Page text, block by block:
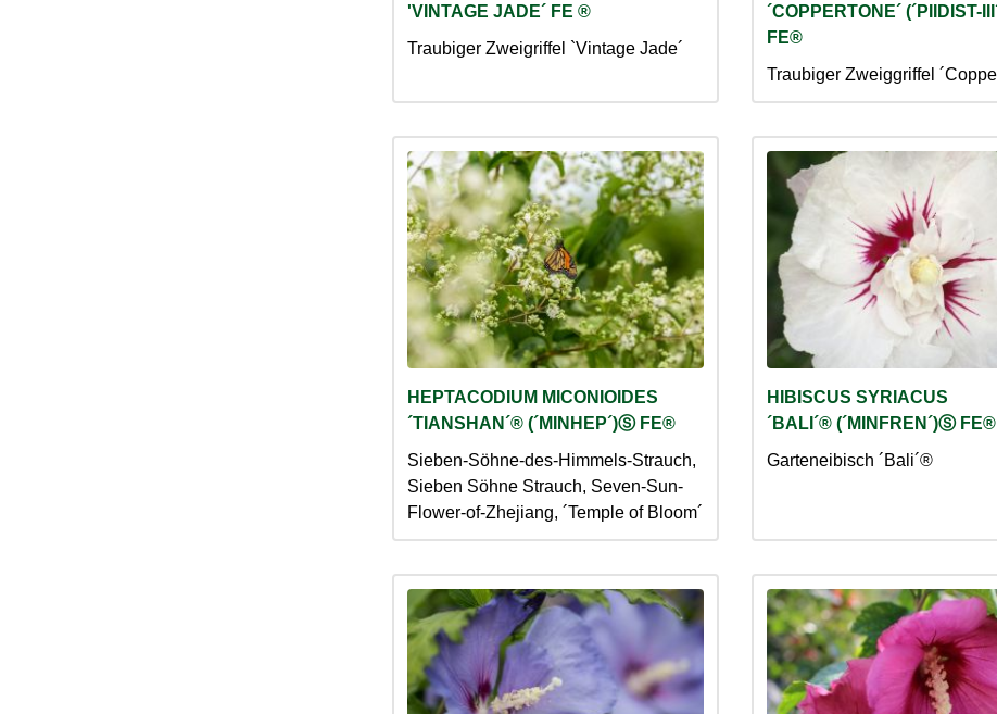
'VINTAGE JADE´ FE ®
Traubiger Zweigriffel `Vintage Jade´
´COPPERTONE´ (´PIIDIST-
FE®
Traubiger Zweiggriffel
HEPTACODIUM MICONIOIDES
´TIANSHAN´® (´MINHEP´)Ⓢ FE®
Sieben-Söhne-des-Himmels-Strauch,
Sieben Söhne Strauch, Seven-Sun-
Flower-of-Zhejiang, ´Temple of Bloom´
HIBISCUS SYRIACUS
´BALI´® (´MINFREN´)Ⓢ FE®
Garteneibisch ´Bali´®